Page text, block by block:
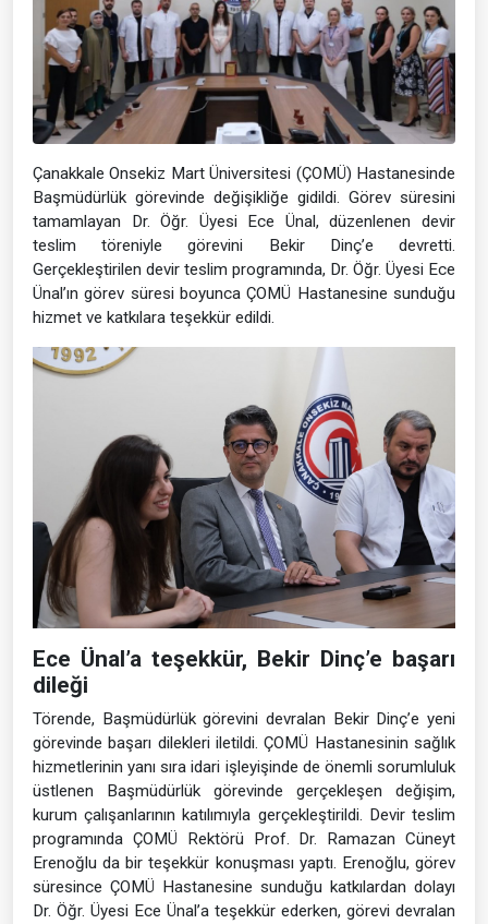
Çanakkale Onsekiz Mart Üniversitesi (ÇOMÜ) Hastanesinde
Başmüdürlük görevinde değişikliğe gidildi. Görev süresini
tamamlayan Dr. Öğr. Üyesi Ece Ünal, düzenlenen devir
teslim töreniyle görevini Bekir Dinç’e devretti.
Gerçekleştirilen devir teslim programında, Dr. Öğr. Üyesi Ece
Ünal’ın görev süresi boyunca ÇOMÜ Hastanesine sunduğu
hizmet ve katkılara teşekkür edildi.
Ece Ünal’a teşekkür, Bekir Dinç’e başarı
dileği
Törende, Başmüdürlük görevini devralan Bekir Dinç’e yeni
görevinde başarı dilekleri iletildi. ÇOMÜ Hastanesinin sağlık
hizmetlerinin yanı sıra idari işleyişinde de önemli sorumluluk
üstlenen Başmüdürlük görevinde gerçekleşen değişim,
kurum çalışanlarının katılımıyla gerçekleştirildi. Devir teslim
programında ÇOMÜ Rektörü Prof. Dr. Ramazan Cüneyt
Erenoğlu da bir teşekkür konuşması yaptı. Erenoğlu, görev
süresince ÇOMÜ Hastanesine sunduğu katkılardan dolayı
Dr. Öğr. Üyesi Ece Ünal’a teşekkür ederken, görevi devralan